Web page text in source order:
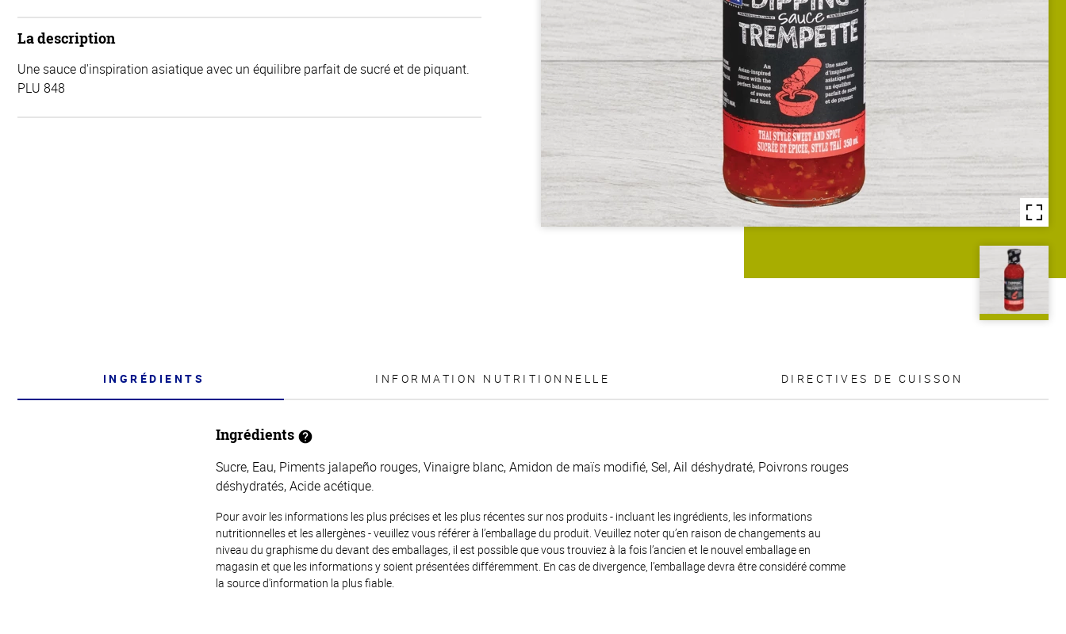
La description
Une sauce d'inspiration asiatique avec un équilibre parfait de sucré et de piquant.
PLU 848
INGRÉDIENTS INFORMATION NUTRITIONNELLE DIRECTIVES DE CUISSON
Ingrédients
Sucre, Eau, Piments jalapeño rouges, Vinaigre blanc, Amidon de maïs modifié, Sel, Ail déshydraté, Poivrons rouges
déshydratés, Acide acétique.
Pour avoir les informations les plus précises et les plus récentes sur nos produits - incluant les ingrédients, les informations
nutritionnelles et les allergènes - veuillez vous référer à l’emballage du produit. Veuillez noter qu’en raison de changements au
niveau du graphisme du devant des emballages, il est possible que vous trouviez à la fois l’ancien et le nouvel emballage en
magasin et que les informations y soient présentées différemment. En cas de divergence, l’emballage devra être considéré comme
la source d'information la plus fiable.